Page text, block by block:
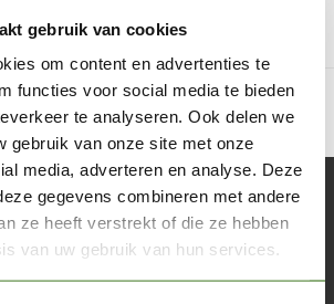
gebruik van cookies
om content en advertenties te
functies voor social media te bieden
te analyseren. Ook delen we
gebruik van onze site met onze
media, adverteren en analyse. Deze
gegevens combineren met andere
ze heeft verstrekt of die ze hebben
van uw gebruik van hun services.
je op onze nieuwsbrief
over onze laatste acties